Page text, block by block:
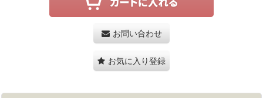
お問い合わせ
お気に入り登録